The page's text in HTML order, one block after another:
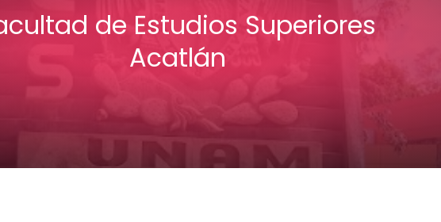
de Estudios Superiores
Acatlán